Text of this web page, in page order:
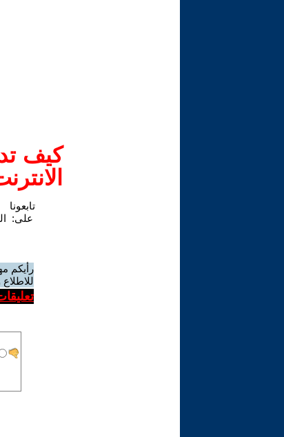
كيف
تابعونا
على:
رأيكم